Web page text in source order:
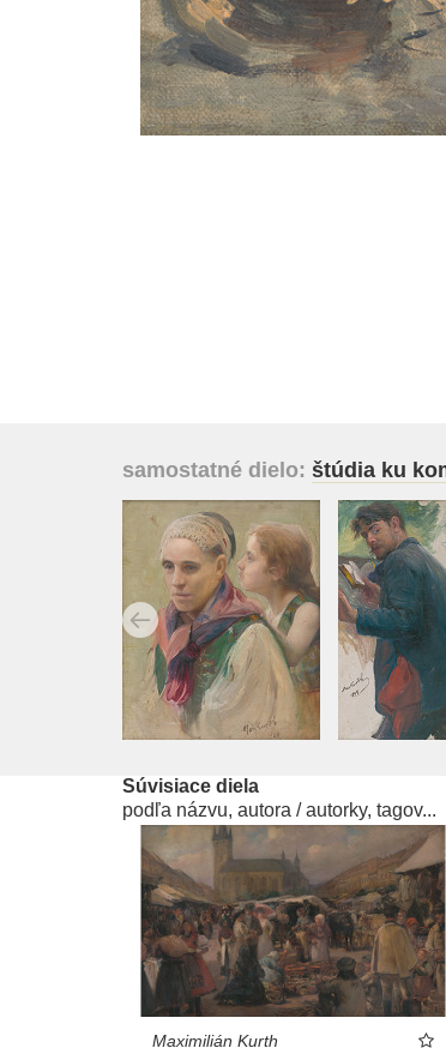
samostatné dielo: štúdia ku
Súvisiace diela
podľa názvu, autora / autorky, tagov...
Maximilián Kurth